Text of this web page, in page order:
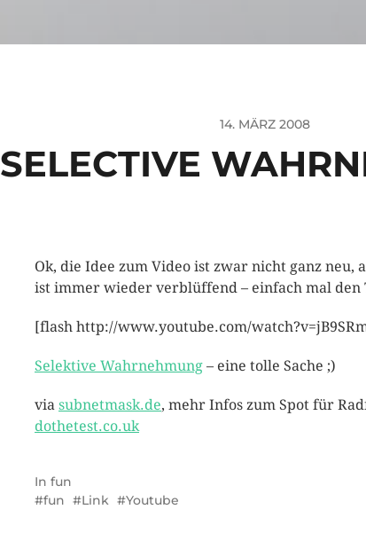
14. MÄRZ 2008
SELECTIVE
Ok, die Idee zum Video ist zwar nicht ganz neu,
ist immer wieder verblüffend – einfach mal den
[flash http://www.youtube.com/
Selektive Wahrnehmung – eine tolle Sache ;)
via subnetmask.de, mehr Infos zum Spot für
dothetest.co.uk
In fun
fun
Link Youtube